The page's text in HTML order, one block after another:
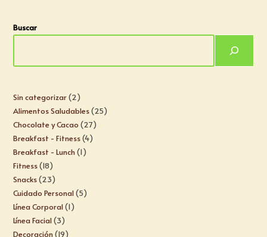
Buscar
Sin categorizar 2
Alimentos Saludables 25
Chocolate y Cacao 27
Breakfast - Fitness 4
Breakfast - Lunch 1
Fitness 18
Snacks 23
Cuidado Personal 5
Línea Corporal 1
Línea Facial 3
Decoración 19